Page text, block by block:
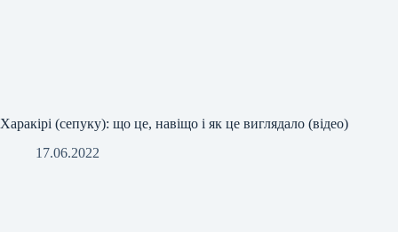
Харакірі (сепуку): що це, навіщо і як це виглядало (відео)
17.06.2022